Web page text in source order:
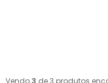
Vendo3 de3 produtos